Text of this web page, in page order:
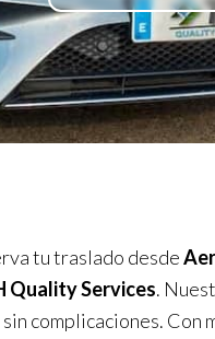
tu traslado desde
Quality Services.
complicaciones. Con